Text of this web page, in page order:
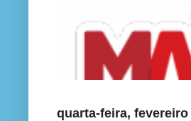
quarta-feira, fevereiro